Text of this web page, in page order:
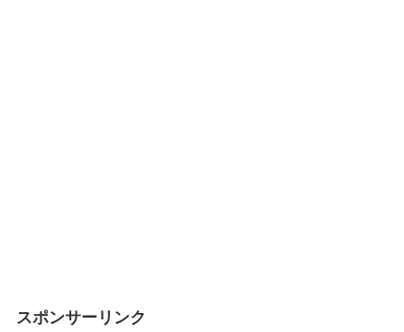
スポンサーリンク